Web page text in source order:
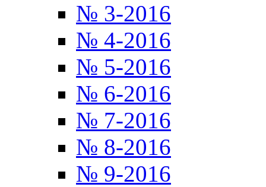
№ 3-2016
№ 4-2016
№ 5-2016
№ 6-2016
№ 7-2016
№ 8-2016
№ 9-2016